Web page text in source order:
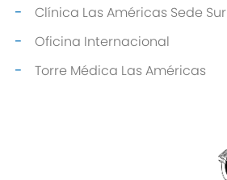
Clínica Las Américas Sede Sur
Oficina Internacional
Torre Médica Las Américas